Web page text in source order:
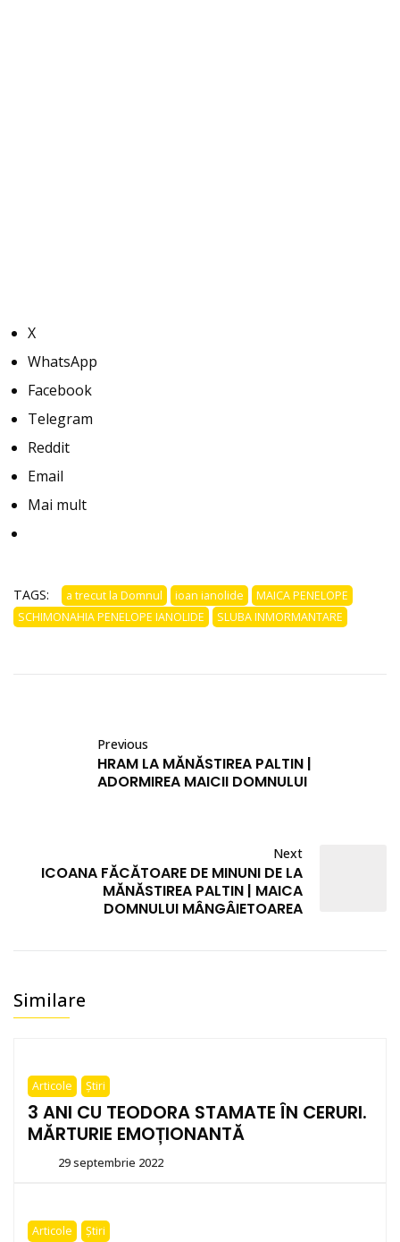
X
WhatsApp
Facebook
Telegram
Reddit
Email
Mai mult
TAGS: a trecut la Domnul ioan ianolide
MAICA PENELOPE
SCHIMONAHIA PENELOPE IANOLIDE
SLUBA INMORMANTARE
Previous
HRAM LA MĂNĂSTIREA PALTIN |
ADORMIREA MAICII DOMNULUI
Next
ICOANA FĂCĂTOARE DE MINUNI DE LA
MĂNĂSTIREA PALTIN | MAICA
DOMNULUI MÂNGÂIETOAREA
Similare
Articole Știri
3 ANI CU TEODORA STAMATE ÎN CERURI.
MĂRTURIE EMOȚIONANTĂ
29 septembrie 2022
Articole Știri